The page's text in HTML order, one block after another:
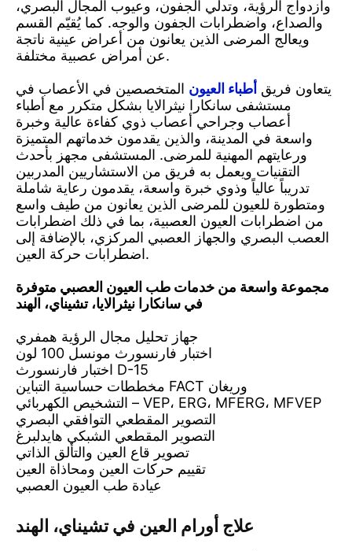
وازدواج الرؤية، وتدلي الجفون، وعيوب المجال البصري،
والصداع، واضطرابات الجفون والوجه. كما يُقيّم القسم
ويعالج المرضى الذين يعانون من أعراض عينية ناتجة
عن أمراض عصبية مختلفة.
يتعاون فريق أطباء العيون المتخصصين في الأعصاب في
مستشفى سانكارا نيثرالايا بشكل متكرر مع أطباء
أعصاب وجراحي أعصاب ذوي كفاءة عالية وخبرة
واسعة في المدينة، والذين يقدمون خدماتهم المتميزة
ورعايتهم المهنية للمرضى. المستشفى مجهز بأحدث
التقنيات ويعمل به فريق من الاستشاريين المدربين
تدريباً عالياً وذوي خبرة واسعة، يقدمون رعاية شاملة
ومتطورة للعيون للمرضى الذين يعانون من طيف واسع
من اضطرابات العيون العصبية، بما في ذلك اضطرابات
العصب البصري والجهاز العصبي المركزي، بالإضافة إلى
اضطرابات حركة العين.
مجموعة واسعة من خدمات طب العيون العصبي متوفرة
في سانكارا نيثرالايا، تشيناي، الهند
جهاز تحليل مجال الرؤية همفري
اختبار فارنسورث مونسل 100 لون
اختبار فارنسورث D-15
مخططات حساسية التباين FACT وريغان
التشخيص الكهربائي – VEP، ERG، MFERG، MFVEP
التصوير المقطعي التوافقي البصري
التصوير المقطعي الشبكي هايدلبرغ
تصوير قاع العين والتألق الذاتي
تقييم حركات العين ومحاذاة العين
عيادة طب العيون العصبي
علاج أورام العين في تشيناي، الهند